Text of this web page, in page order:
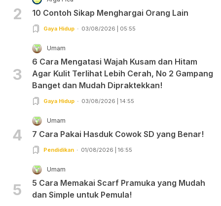
2 10 Contoh Sikap Menghargai Orang Lain
Gaya Hidup 03/08/2026 | 05:55
3
Umam
6 Cara Mengatasi Wajah Kusam dan Hitam
Agar Kulit Terlihat Lebih Cerah, No 2 Gampang
Banget dan Mudah Dipraktekkan!
Gaya Hidup 03/08/2026 | 14:55
4
Umam
7 Cara Pakai Hasduk Cowok SD yang Benar!
Pendidikan 01/08/2026 | 16:55
5
Umam
5 Cara Memakai Scarf Pramuka yang Mudah
dan Simple untuk Pemula!